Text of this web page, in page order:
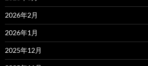
2026年2月
2026年1月
2025年12月